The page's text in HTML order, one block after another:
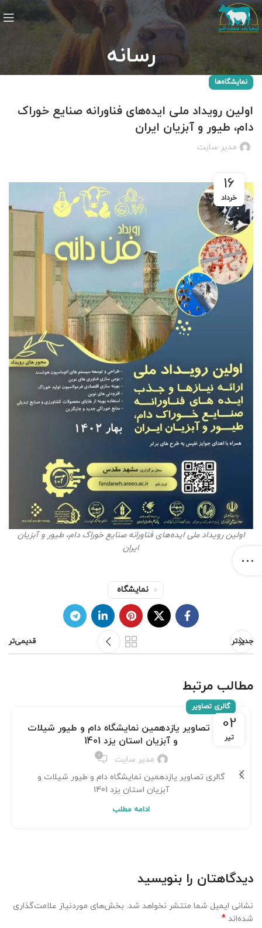
رسانه
نمایشگاه‌ها
اولین رویداد ملی ایده‌های فناورانه صنایع خوراک
دام، طیور و آبزیان ایران
مدیر سایت
16
خرداد
اولین رویداد ملی ایده‌های فناورانه صنایع خوراک دام، طیور و آبزیان
ایران
نمایشگاه
جدیدتر قدیمی‌تر
مطالب مرتبط
02
تیر
گالری تصاویر
گالری تصاویر یازدهمین نمایشگاه دام و طیور شیلات
و آبزیان استان یزد 1401
مدیر سایت 0
گالری تصاویر یازدهمین نمایشگاه دام و طیور شیلات و
آبزیان استان یزد 1401
ادامه مطلب
دیدگاهتان را بنویسید
نشانی ایمیل شما منتشر نخواهد شد. بخش‌های موردنیاز علامت‌گذاری
شده‌اند *